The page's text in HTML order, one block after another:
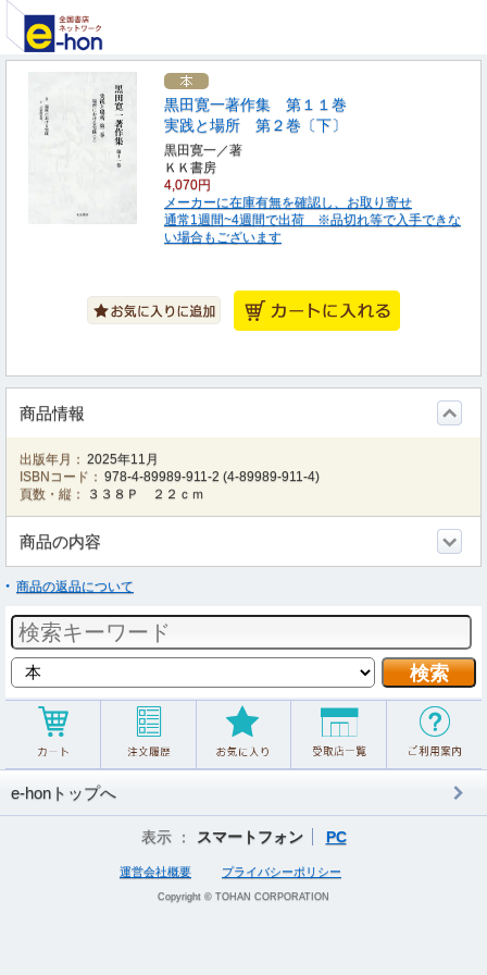
黒田寛一著作集 第１１巻
実践と場所 第２巻〔下〕
黒田寛一／著
ＫＫ書房
4,070円
メーカーに在庫有無を確認し、お取り寄せ
通常1週間~4週間で出荷 ※品切れ等で入手できな
い場合もございます
商品情報
出版年月： 2025年11月
ISBNコード： 978-4-89989-911-2 (4-89989-911-4)
頁数・縦：
３３８Ｐ ２２ｃｍ
商品の内容
商品の返品について
e-honトップへ
表示 ： スマートフォン PC
運営会社概要 プライバシーポリシー
Copyright © TOHAN CORPORATION